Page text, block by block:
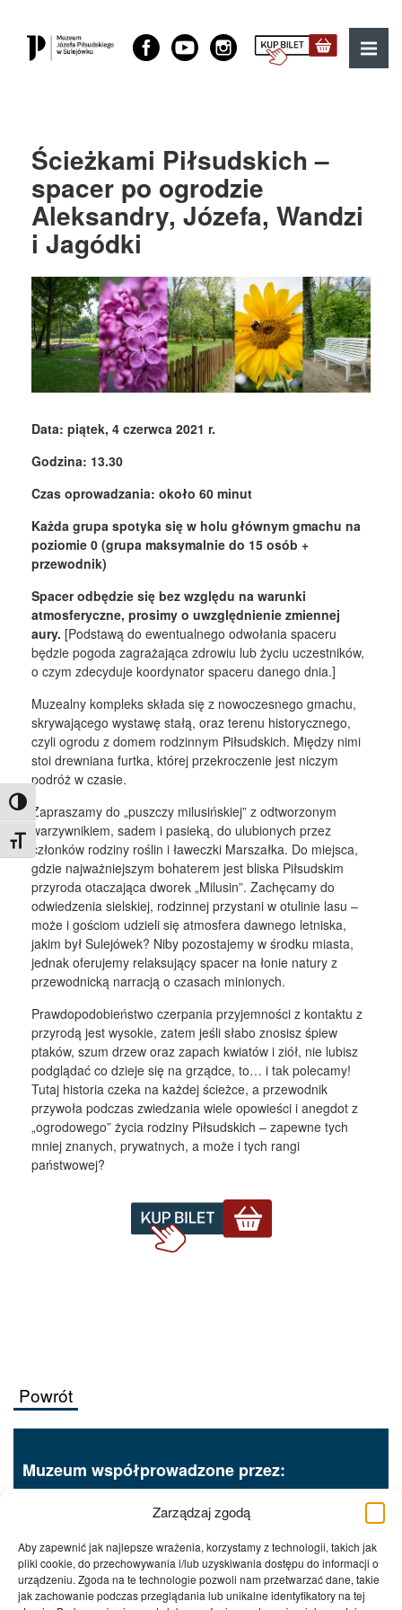
Zarządzaj zgodą
Aby zapewnić jak najlepsze wrażenia, korzystamy z technologii, takich jak
pliki cookie, do przechowywania i/lub uzyskiwania dostępu do informacji o
urządzeniu. Zgoda na te technologie pozwoli nam przetwarzać dane, takie
jak zachowanie podczas przeglądania lub unikalne identyfikatory na tej
Toggle High Contrast
Toggle Font size
Muzeum Józefa Piłsudskiego w Sulejówku
MENU
Ścieżkami Piłsudskich –
spacer po ogrodzie
Aleksandry, Józefa, Wandzi
i Jagódki
Data: piątek, 4 czerwca 2021 r.
Godzina: 13.30
Czas oprowadzania: około 60 minut
Każda grupa spotyka się w holu głównym gmachu na
poziomie 0 (grupa maksymalnie do 15 osób +
przewodnik)
Spacer odbędzie się bez względu na warunki
atmosferyczne, prosimy o uwzględnienie zmiennej
aury. [Podstawą do ewentualnego odwołania spaceru
będzie pogoda zagrażająca zdrowiu lub życiu uczestników,
o czym zdecyduje koordynator spaceru danego dnia.]
Muzealny kompleks składa się z nowoczesnego gmachu,
skrywającego wystawę stałą, oraz terenu historycznego,
czyli ogrodu z domem rodzinnym Piłsudskich. Między nimi
stoi drewniana furtka, której przekroczenie jest niczym
podróż w czasie.
Zapraszamy do „puszczy milusińskiej” z odtworzonym
warzywnikiem, sadem i pasieką, do ulubionych przez
członków rodziny roślin i ławeczki Marszałka. Do miejsca,
gdzie najważniejszym bohaterem jest bliska Piłsudskim
przyroda otaczająca dworek „Milusin”. Zachęcamy do
odwiedzenia sielskiej, rodzinnej przystani w otulinie lasu –
może i gościom udzieli się atmosfera dawnego letniska,
jakim był Sulejówek? Niby pozostajemy w środku miasta,
jednak oferujemy relaksujący spacer na łonie natury z
przewodnicką narracją o czasach minionych.
Prawdopodobieństwo czerpania przyjemności z kontaktu z
przyrodą jest wysokie, zatem jeśli słabo znosisz śpiew
ptaków, szum drzew oraz zapach kwiatów i ziół, nie lubisz
podglądać co dzieje się na grządce, to… i tak polecamy!
Tutaj historia czeka na każdej ścieżce, a przewodnik
przywoła podczas zwiedzania wiele opowieści i anegdot z
„ogrodowego” życia rodziny Piłsudskich – zapewne tych
mniej znanych, prywatnych, a może i tych rangi
państwowej?
Powrót
Muzeum współprowadzone przez:
Procedury wewnętrzne RODO